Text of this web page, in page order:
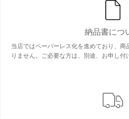
納品書につ
当店ではペーパーレス化を進めており、商
りません。ご必要な方は、別途、お申し付